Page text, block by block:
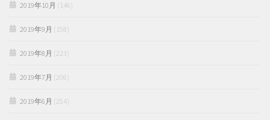
2019年10月 (146)
2019年9月 (158)
2019年8月 (223)
2019年7月 (206)
2019年6月 (254)